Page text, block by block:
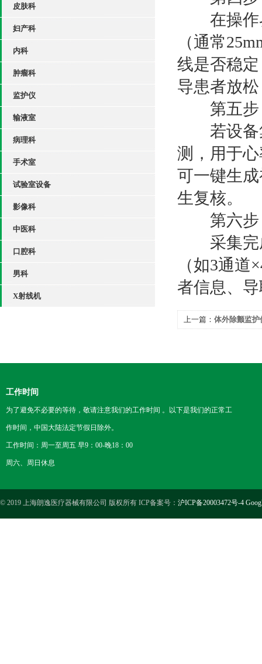
皮肤科
妇产科
内科
肿瘤科
监护仪
输液室
病理科
手术室
试验室设备
影像科
中医科
口腔科
男科
X射线机
在操作界
（通常
线是否稳
导患者放
第五步
若设备集
测，用于
可一键生
生复核。
第六步
采集完成
（如3通
者信息、
上一篇： 体外除颤监护
工作时间
为了避免不必要的等待，敬请注意我们的工作时间 。以下是我们的正常工
作时间，中国大陆法定节假日除外。
工作时间：周一至周五 早9：00-晚18：00
周六、周日休息
© 2019 上海朗逸医疗器械有限公司 版权所有 ICP备案号： 沪ICP备20003472号-4